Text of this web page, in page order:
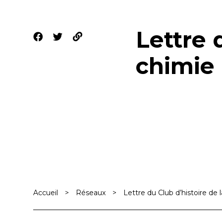
Lettre
chimie
Accueil > Réseaux > Lettre du Club d’histoire de